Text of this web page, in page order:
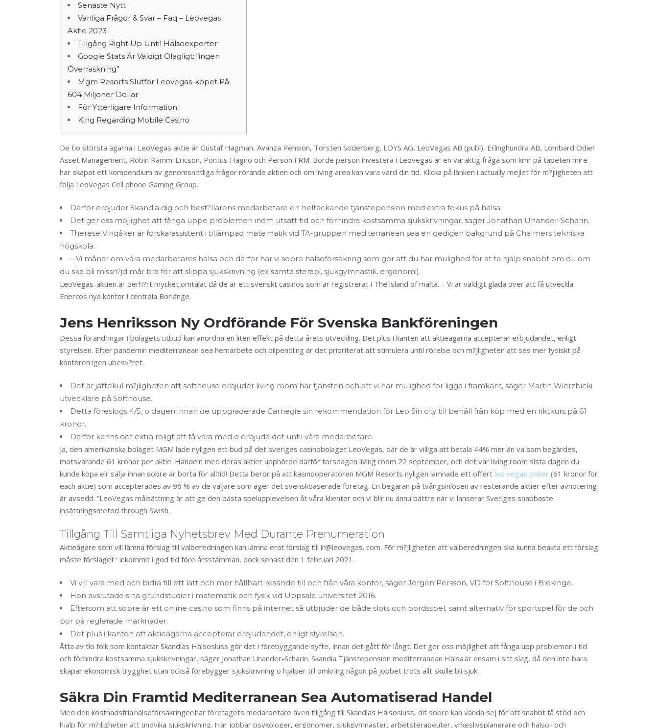
Senaste Nytt
Vanliga Frågor & Svar – Faq – Leovegas
Aktie 2023
Tillgång Right Up Until Hälsoexperter
Google Stats Är Väldigt Olagligt: “ingen
Överraskning”
Mgm Resorts Slutför Leovegas-köpet På
604 Miljoner Dollar
För Ytterligare Information:
King Regarding Mobile Casino
De tio största ägarna i LeoVegas aktie är Gustaf Hagman, Avanza Pension, Torsten Söderberg, LOYS AG, LeoVegas AB (publ), Erlinghundra AB, Lombard Odier
Asset Management, Robin Ramm-Ericson, Pontus Hagnö och Person FRM. Borde person investera i Leovegas är en varaktig fråga som kmr på tapeten mire
har skapat ett kompendium av genomsnittliga frågor rörande aktien och om living area kan vara värd din tid. Klicka på länken i actually mejlet för m?jligheten att
följa LeoVegas Cell phone Gaming Group.
Därför erbjuder Skandia dig och best?llarens medarbetare en hel­täckande tjänstepension med extra fokus på hälsa.
Det ger oss möjlighet att fånga uppe problemen inom utsatt tid och förhindra kostsamma sjukskrivningar, säger Jonathan Unander-Scharin.
Therese Vingåker är forskarassistent i tillämpad matematik vid TA-gruppen mediterranean sea en gedigen bakgrund på Chalmers tekniska
högskola.
– Vi månar om våra medarbetares hälsa och därför har vi sobre hälsoförsäkring som gör att du har mulighed for at ta hjälp snabbt om du om
du ska bli missn?jd mår bra för att slippa sjukskrivning (ex samtalsterapi, sjukgymnastik, ergonomi).
LeoVegas-aktien är oerh?rt mycket omtalat då de är ett svenskt casinos som är registrerat i The island of malta. – Vi är väldigt glada över att få utveckla
Enercos nya kontor i centrala Borlänge.
Jens Henriksson Ny Ordförande För Svenska Bankföreningen
Dessa förändringar i bolagets utbud kan anordna en liten effekt på detta årets utveckling. Det plus i kanten att aktieägarna accepterar erbjudandet, enligt
styrelsen. Efter pandemin mediterranean sea hemarbete och bilpendling är det prioriterat att stimulera until rörelse och m?jligheten att ses mer fysiskt på
kontoren igen ubesv?ret.
Det är jättekul m?jligheten att softhouse erbjuder living room här tjänsten och att vi har mulighed for ligga i framkant, säger Martin Wierzbicki
utvecklare på Softhouse.
Detta föreslogs 4/5, o dagen innan de uppgraderade Carnegie sin rekommendation för Leo Sin city till behåll från köp med en riktkurs på 61
kronor.
Därför känns det extra roligt att få vara med o erbjuda det until våra medarbetare.
Ja, den amerikanska bolaget MGM lade nyligen ett bud på det sveriges casinobolaget LeoVegas, där de är villiga att betala 44% mer än va som begärdes,
motsvarande 61 kronor per aktie. Handeln med deras aktier upphörde därför torsdagen living room 22 september, och det var living room sista dagen du
kunde köpa elr sälja innan sobre är borta för alltid! Detta beror på att kasinooperatören MGM Resorts nyligen lämnade ett offert leo vegas poker (61 kronor for
each aktie) som accepterades av 96 % av de väljare som äger det svenskbaserade företag. En begäran på tvångsinlösen av resterande aktier efter avnotering
är avsedd. ”LeoVegas målsättning är att ge den bästa spelupplevelsen åt våra klienter och vi blir nu ännu bättre när vi lanserar Sveriges snabbaste
insättningsmetod through Swish.
Tillgång Till Samtliga Nyhetsbrev Med Durante Prenumeration
Aktieägare som vill lämna förslag till valberedningen kan lämna erat förslag till ir@leovegas. com. För m?jligheten att valberedningen ska kunna beakta ett förslag
måste förslaget ‘ inkommit i god tid före årsstämman, dock senast den 1 februari 2021.
Vi vill vara med och bidra till ett lätt och mer hållbart resande till och från våra kontor, säger Jörgen Persson, VD för Softhouse i Blekinge.
Hon avslutade sina grundstudier i matematik och fysik vid Uppsala universitet 2016.
Eftersom att sobre är ett online casino som finns på internet så utbjuder de både slots och bordsspel, samt alternativ för sportspel för de och
bor på reglerade marknader.
Det plus i kanten att aktieägarna accepterar erbjudandet, enligt styrelsen.
Åtta av tio folk som kontaktar Skandias Hälsosluss gör det i förebyggande syfte, innan det gått för långt. Det ger oss möjlighet att fånga upp problemen i tid
och förhindra kostsamma sjukskrivningar, säger Jonathan Unander-Scharin. Skandia Tjänstepension mediterranean Hälsa är ensam i sitt slag, då den inte bara
skapar ekonomisk trygghet utan också förebygger sjukskrivning o hjälper till omkring någon på jobbet trots allt skulle bli sjuk.
Säkra Din Framtid Mediterranean Sea Automatiserad Handel
Med den kostnadsfria hälsoförsäkringen har företagets medarbetare även tillgång till Skandias Hälsosluss, dit sobre kan vända sej för att snabbt få stöd och
hjälp för m?jligheten att undvika sjukskrivning. Här jobbar psykologer, ergonomer, sjukgymnaster, arbetsterapeuter, yrkeslivsplanerare och hälso- och